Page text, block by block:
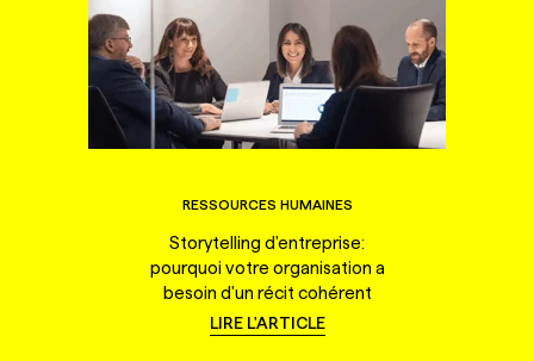
RESSOURCES HUMAINES
Storytelling d'entreprise:
pourquoi votre organisation a
besoin d'un récit cohérent
LIRE L'ARTICLE